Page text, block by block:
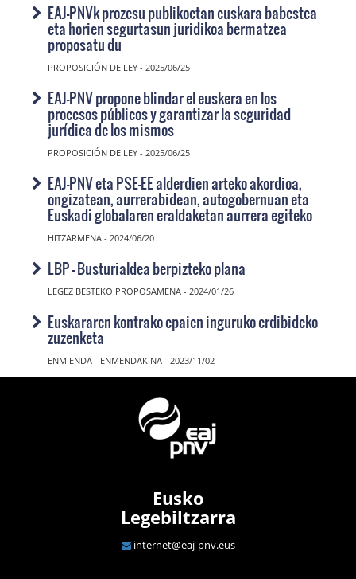
EAJ-PNVk prozesu publikoetan euskara babestea
eta horien segurtasun juridikoa bermatzea
proposatu du
PROPOSICIÓN DE LEY - 2025/06/25
EAJ-PNV propone blindar el euskera en los
procesos públicos y garantizar la seguridad
jurídica de los mismos
PROPOSICIÓN DE LEY - 2025/06/25
EAJ-PNV eta PSE-EE alderdien arteko akordioa,
ongizatean, aurrerabidean, autogobernuan eta
Euskadi globalaren eraldaketan aurrera egiteko
HITZARMENA - 2024/06/20
LBP - Busturialdea berpizteko plana
LEGEZ BESTEKO PROPOSAMENA - 2024/01/26
Euskararen kontrako epaien inguruko erdibideko
zuzenketa
ENMIENDA - ENMENDAKINA - 2023/11/02
Eusko
Legebiltzarra
internet@eaj-pnv.eus